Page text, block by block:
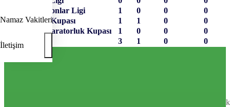
Namaz Vakitleri
İletişim
AFC Şampiyonlar Ligi
1 0 0
0
Japonya Lig Kupası
1 1 0
0
Japonya İmparatorluk Kupası
1 0 0
0
Toplam
3 1 0
0
Sayfa Sonu
Tarafsız, dinamik ve derinlemesine habercilik anlayışıyla Yeni